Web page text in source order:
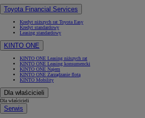
Toyota Financial Services
Kredyt niższych rat Toyota Easy
Kredyt standardowy
Leasing standardowy
KINTO ONE
KINTO ONE Leasing niższych rat
KINTO ONE Leasing konsumencki
KINTO ONE Najem
KINTO ONE Zarządzanie flotą
KINTO Mobility
Dla właścicieli
Dla właścicieli
Serwis